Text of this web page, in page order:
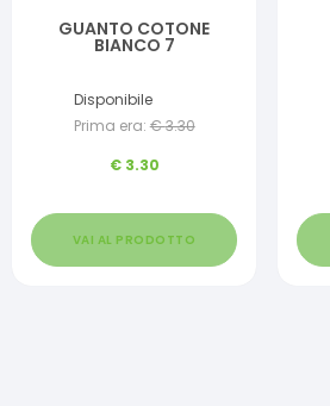
GUANTO COTONE
BIANCO 7
Disponibile
Prima era: €3.30
€ 3.30
VAI AL PRODOTTO